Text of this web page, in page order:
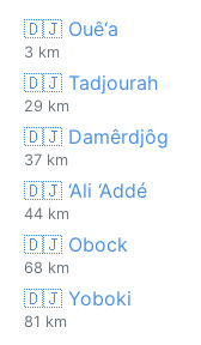
🇩🇯 Ouê‘a
3 km
🇩🇯 Tadjourah
29 km
🇩🇯 Damêrdjôg
37 km
🇩🇯 ‘Ali ‘Addé
44 km
🇩🇯 Obock
68 km
🇩🇯 Yoboki
81 km